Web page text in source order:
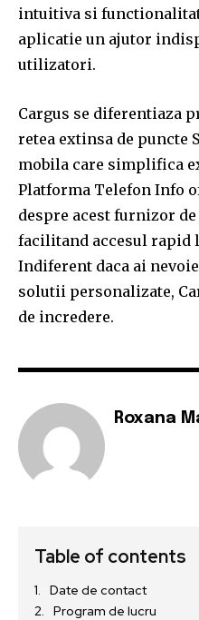
intuitiva si
aplicatie un ajutor
utilizatori.
Cargus se diferentiaza
retea extinsa de puncte
mobila care simplifica
Platforma Telefon Info
despre acest furnizor
facilitand accesul
Indiferent daca ai
solutii personalizate,
de incredere.
Roxana
Table of contents
Date de contact
Program de lucru